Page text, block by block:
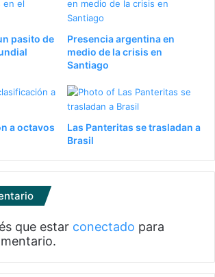
pasito de
Presencia argentina en
medio de la crisis en
Santiago
a octavos
Las Panteritas se trasladan a
Brasil
que estar conectado para